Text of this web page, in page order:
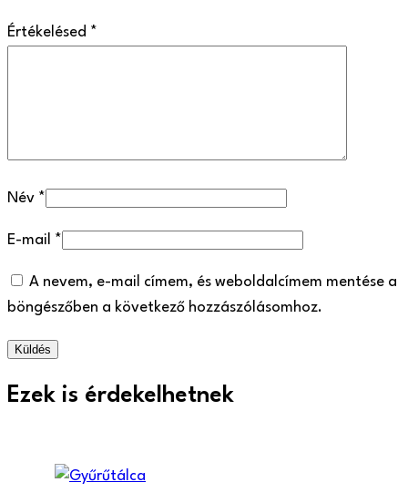
Értékelésed *
Név *
E-mail *
A nevem, e-mail címem, és weboldalcímem mentése a
böngészőben a következő hozzászólásomhoz.
Ezek is érdekelhetnek